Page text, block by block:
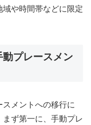
や時間帯などに限定
プレースメン
メントへの移行に
ず第一に、手動プレ